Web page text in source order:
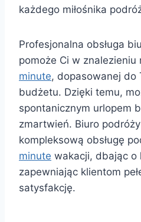
każdego miłośnika
Profesjonalna obsługa
pomoże Ci w
minute, dopasowanej do
budżetu. Dzięki temu,
spontanicznym urlopem
zmartwień. Biuro
kompleksową obsługę
minute wakacji, dbając o
zapewniając klientom
satysfakcję.